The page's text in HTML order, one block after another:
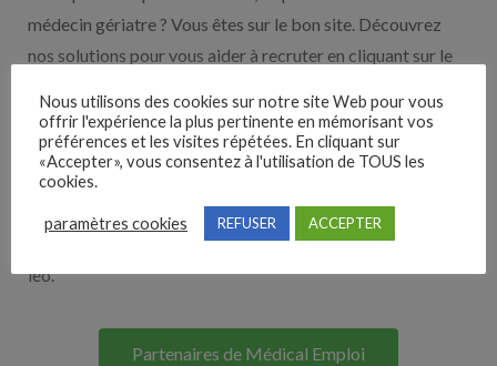
médecin gériatre ? Vous êtes sur le bon site. Découvrez
nos solutions pour vous aider à recruter en cliquant sur le
Nos solutions entreprises
Lorem ipsum dolor sit amet, consectetur adipiscing elit. Ut
elit tellus, luctus nec ullamcorper mattis, pulvinar dapibus
leo.
Partenaires de Médical Emploi
Nous utilisons des cookies sur notre site Web pour vous
offrir l'expérience la plus pertinente en mémorisant vos
préférences et les visites répétées. En cliquant sur
«Accepter», vous consentez à l'utilisation de TOUS les
cookies.
paramètres cookies REFUSER ACCEPTER